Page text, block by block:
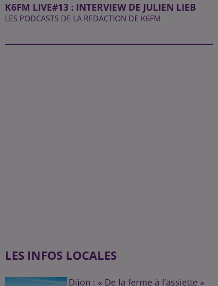
K6FM LIVE#13 : INTERVIEW DE JULIEN LIEB
LES PODCASTS DE LA REDACTION DE K6FM
LES INFOS LOCALES
Dijon : « De la ferme à l’assiette »